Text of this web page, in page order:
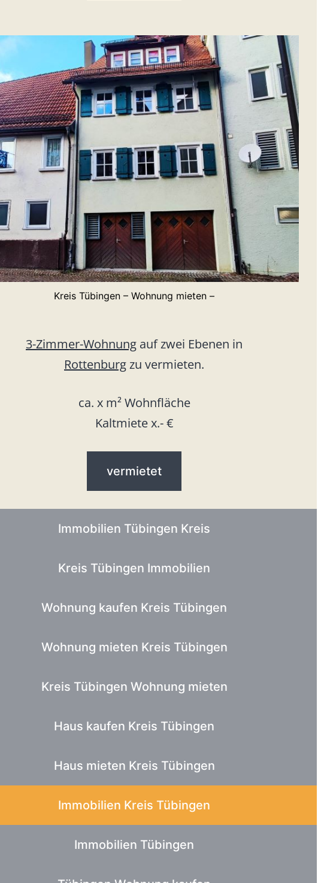
Kreis Tübingen – Wohnung mieten –
3-Zimmer-Wohnung auf zwei Ebenen in
Rottenburgzu vermieten.
ca. x m² Wohnfläche
Kaltmiete x.- €
vermietet
Immobilien Tübingen Kreis
Kreis Tübingen Immobilien
Wohnung kaufen Kreis Tübingen
Wohnung mieten Kreis Tübingen
Kreis Tübingen Wohnung mieten
Haus kaufen Kreis Tübingen
Haus mieten Kreis Tübingen
Immobilien Kreis Tübingen
Immobilien Tübingen